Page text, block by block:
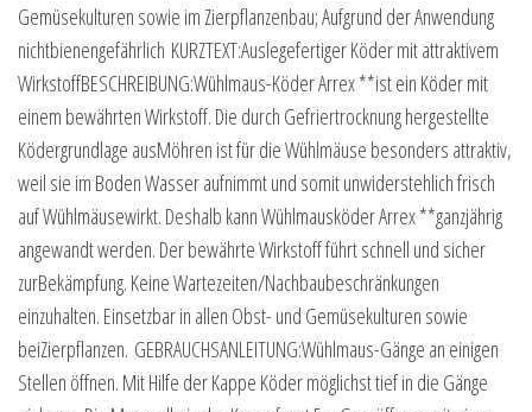
Gemüsekulturen sowie im Zierpflanzenbau; Aufgrund der Anwendung
nichtbienengefährlich KURZTEXT:Auslegefertiger Köder mit attraktivem
WirkstoffBESCHREIBUNG:Wühlmaus-Köder Arrex **ist ein Köder mit
einem bewährten Wirkstoff. Die durch Gefriertrocknung hergestellte
Ködergrundlage ausMöhren ist für die Wühlmäuse besonders attraktiv,
weil sie im Boden Wasser aufnimmt und somit unwiderstehlich frisch
auf Wühlmäusewirkt. Deshalb kann Wühlmausköder Arrex **ganzjährig
angewandt werden. Der bewährte Wirkstoff führt schnell und sicher
zurBekämpfung. Keine Wartezeiten/Nachbaubeschränkungen
einzuhalten. Einsetzbar in allen Obst- und Gemüsekulturen sowie
beiZierpflanzen. GEBRAUCHSANLEITUNG:Wühlmaus-Gänge an einigen
Stellen öffnen. Mit Hilfe der Kappe Köder möglichst tief in die Gänge